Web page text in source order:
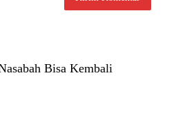
Bisa Kembali